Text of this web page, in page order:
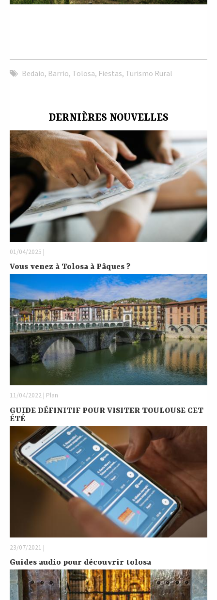
Bedaio, Barrio, Tolosa, Fiestas, Turismo Rural
DERNIÈRES NOUVELLES
01/04/2025 |
Vous venez à Tolosa à Pâques ?
11/04/2022 | Plan
GUIDE DÉFINITIF POUR VISITER TOULOUSE CET
ÉTÉ
23/07/2021 |
Guides audio pour découvrir tolosa